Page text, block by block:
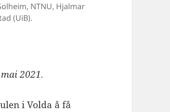
NTNU, Hjalmar
(UiB).
2021.
i Volda å få